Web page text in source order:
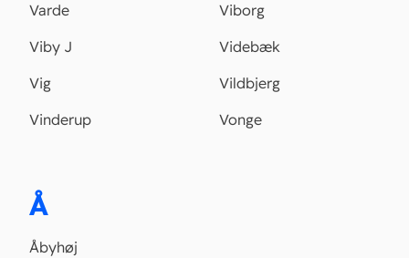
Varde
Viborg
Viby J
Videbæk
Vig
Vildbjerg
Vinderup
Vonge
Å
Åbyhøj